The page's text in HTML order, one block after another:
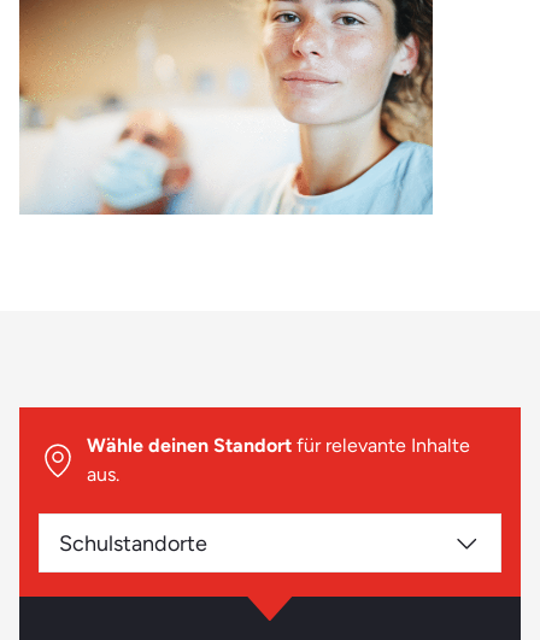
Wähle deinen Standort für relevante Inhalte
aus.
Schulstandorte